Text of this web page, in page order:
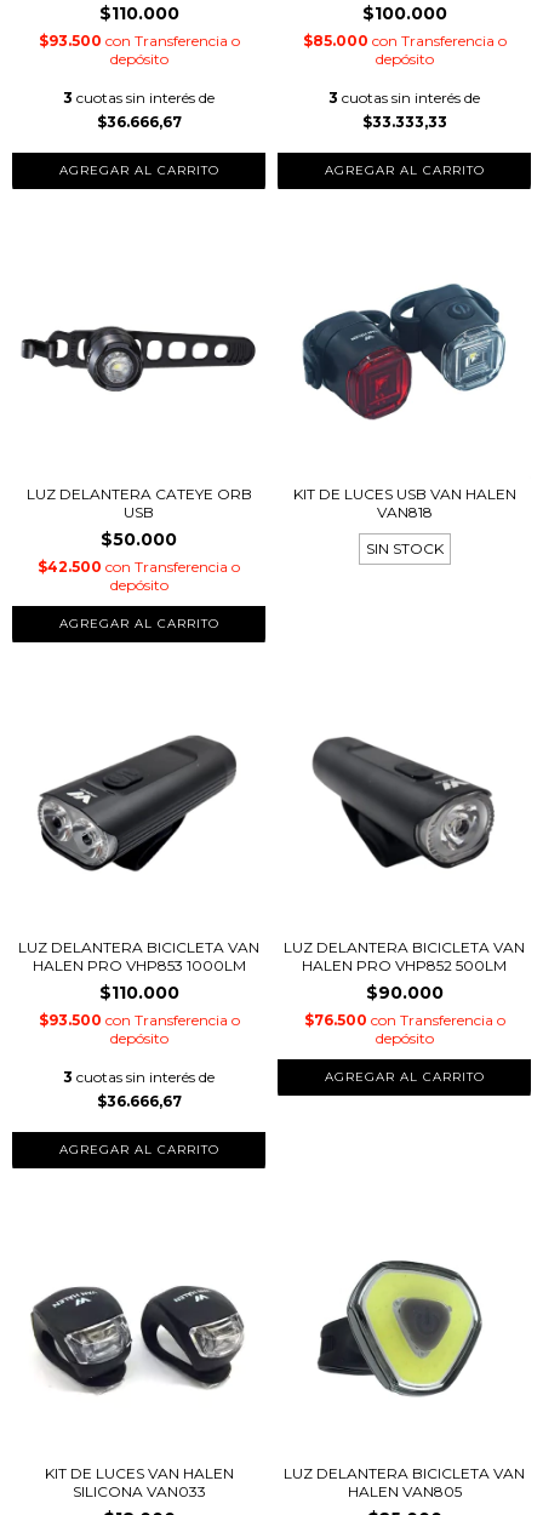
$110.000
$93.500 con Transferencia o
depósito
3 cuotas sin interés de
$36.666,67
$100.000
$85.000 con Transferencia o
depósito
3 cuotas sin interés de
$33.333,33
LUZ DELANTERA CATEYE ORB
USB
$50.000
$42.500 con Transferencia o
depósito
KIT DE LUCES USB VAN HALEN
VAN818
SIN STOCK
LUZ DELANTERA BICICLETA VAN
HALEN PRO VHP853 1000LM
$110.000
$93.500 con Transferencia o
depósito
3 cuotas sin interés de
$36.666,67
LUZ DELANTERA BICICLETA VAN
HALEN PRO VHP852 500LM
$90.000
$76.500 con Transferencia o
depósito
KIT DE LUCES VAN HALEN
SILICONA VAN033
LUZ DELANTERA BICICLETA VAN
HALEN VAN805